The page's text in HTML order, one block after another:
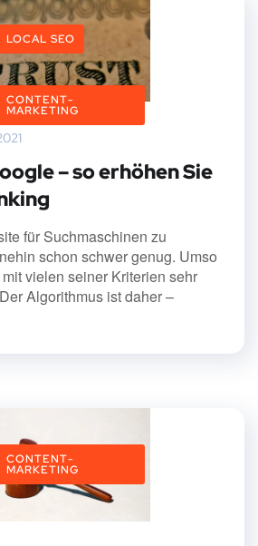
LOCAL SEO
CONTENT-
MARKETING
– so erhöhen Sie
für Suchmaschinen zu
schon schwer genug. Umso
vielen seiner Kriterien sehr
Algorithmus ist daher –
CONTENT-
MARKETING